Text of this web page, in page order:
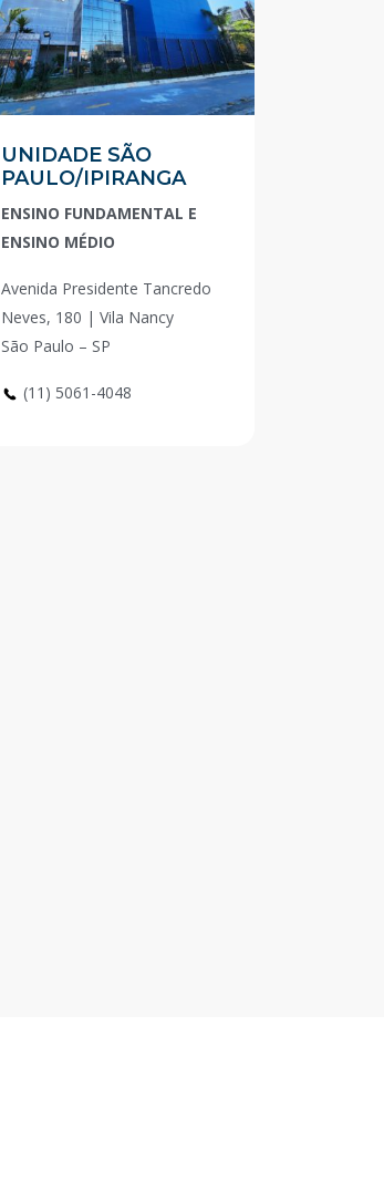
UNIDADE SÃO
PAULO/IPIRANGA
ENSINO FUNDAMENTAL E
ENSINO MÉDIO
Avenida Presidente Tancredo
Neves, 180 | Vila Nancy
São Paulo – SP
(11) 5061-4048